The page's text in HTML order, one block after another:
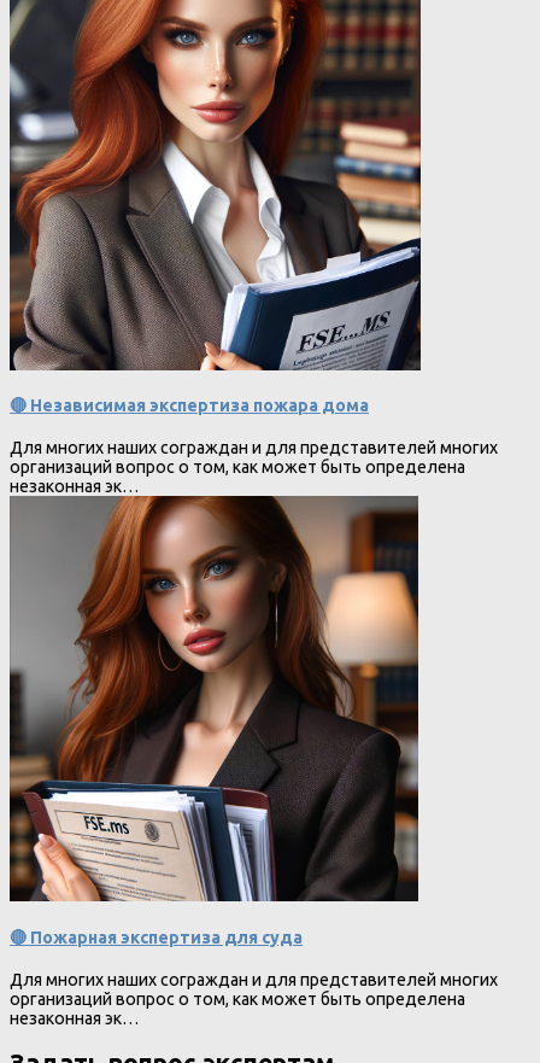
🔴 Независимая экспертиза пожара дома
Для многих наших сограждан и для представителей многих
организаций вопрос о том, как может быть определена
незаконная эк…
🔴 Пожарная экспертиза для суда
Для многих наших сограждан и для представителей многих
организаций вопрос о том, как может быть определена
незаконная эк…